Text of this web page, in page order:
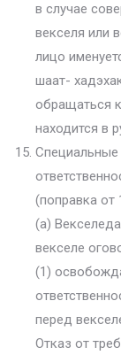
в случае
векселя или
лицо
шаат-
обращаться
находится в
Специальные
(поправка от
(а)
векселе
(1)
перед
Отказ от